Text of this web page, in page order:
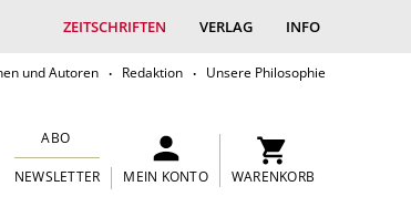
ZEITSCHRIFTEN VERLAG INFO
und Autoren Redaktion Unsere Philosophie
ABO
NEWSLETTER MEIN KONTO WARENKORB